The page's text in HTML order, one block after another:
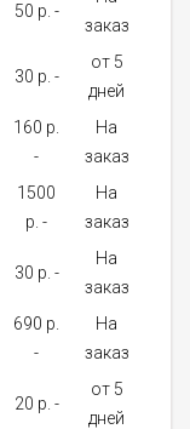
50 p. -
заказ
30 p. -
от 5
дней
160 p.
-
На
заказ
1500
p. -
На
заказ
30 p. -
На
заказ
690 p.
-
На
заказ
20 p. -
от 5
дней